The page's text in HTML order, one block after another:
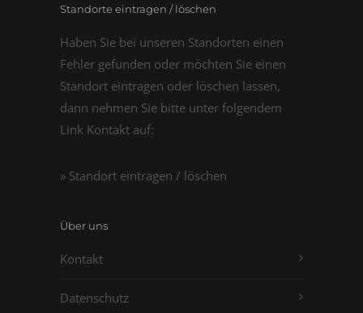
Standorte eintragen / löschen
Haben Sie bei unseren Standorten einen
Fehler gefunden oder möchten Sie einen
Standort eintragen oder löschen lassen,
dann nehmen Sie bitte unter folgendem
Link Kontakt auf:
» Standort eintragen / löschen
Über uns
Kontakt
Datenschutz